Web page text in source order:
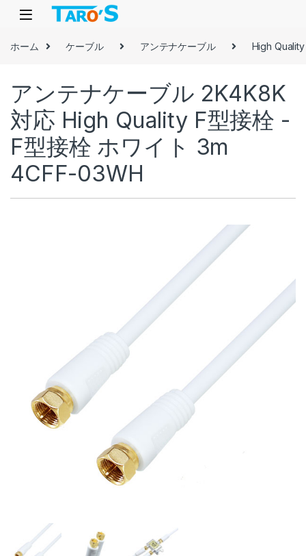
Skip to navigation
Skip to content
ホーム ケーブル アンテナケーブル High
アンテナケーブル 2K4K8K
対応 High Quality F型接栓 -
F型接栓 ホワイト 3m
4CFF-03WH